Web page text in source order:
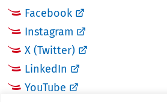
Facebook
Instagram
X (Twitter)
LinkedIn
YouTube